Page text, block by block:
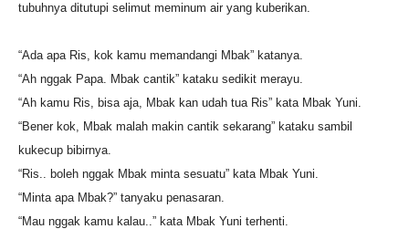
tubuhnya ditutupi selimut meminum air yang kuberikan.
“Ada apa Ris, kok kamu memandangi Mbak” katanya.
“Ah nggak Papa. Mbak cantik” kataku sedikit merayu.
“Ah kamu Ris, bisa aja, Mbak kan udah tua Ris” kata Mbak Yuni.
“Bener kok, Mbak malah makin cantik sekarang” kataku sambil
kukecup bibirnya.
“Ris.. boleh nggak Mbak minta sesuatu” kata Mbak Yuni.
“Minta apa Mbak?” tanyaku penasaran.
“Mau nggak kamu kalau..” kata Mbak Yuni terhenti.